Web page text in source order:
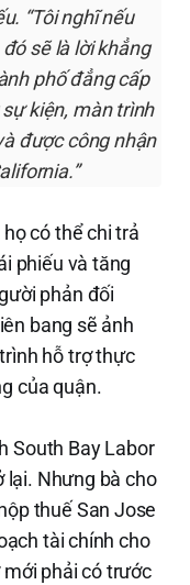
“Tôi nghĩ nếu
sẽ là lời khẳng
phố đẳng cấp
kiện, màn trình
được công nhận
có thể chi trả
phiếu và tăng
phản đối
bang sẽ ảnh
hỗ trợ thực
của quận.
South Bay Labor
lại. Nhưng bà cho
thuế San Jose
tài chính cho
phải có trước